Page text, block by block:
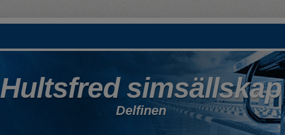
Hultsfred simsällskap
Delfinen